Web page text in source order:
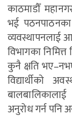
काठमाडौँ
भई
व्यवस्थापनलाई
विभागका
कुनै क्षति
विद्यार्थीको
अनुरोध गर्न पनि